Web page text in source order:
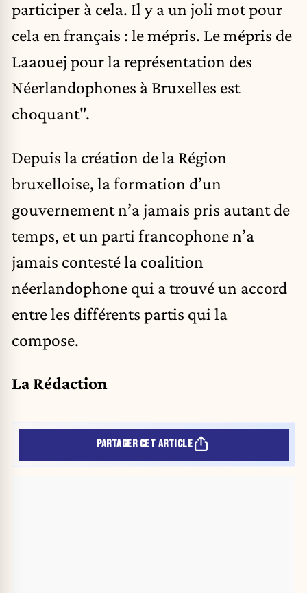
participer à cela. Il y a un joli mot pour
cela en français : le mépris. Le mépris de
Laaouej pour la représentation des
Néerlandophones à Bruxelles est
choquant".
Depuis la création de la Région
bruxelloise, la formation d’un
gouvernement n’a jamais pris autant de
temps, et un parti francophone n’a
jamais contesté la coalition
néerlandophone qui a trouvé un accord
entre les différents partis qui la
compose.
La Rédaction
PARTAGER CET ARTICLE